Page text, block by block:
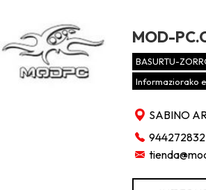
MOD-
BASURTU-
Informaziorako
SABINO
944272832